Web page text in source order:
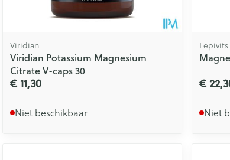
Viridian
Viridian Potassium Magnesium
Citrate V-caps 30
€ 11,30
Niet beschikbaar
Lepivits
€
Niet